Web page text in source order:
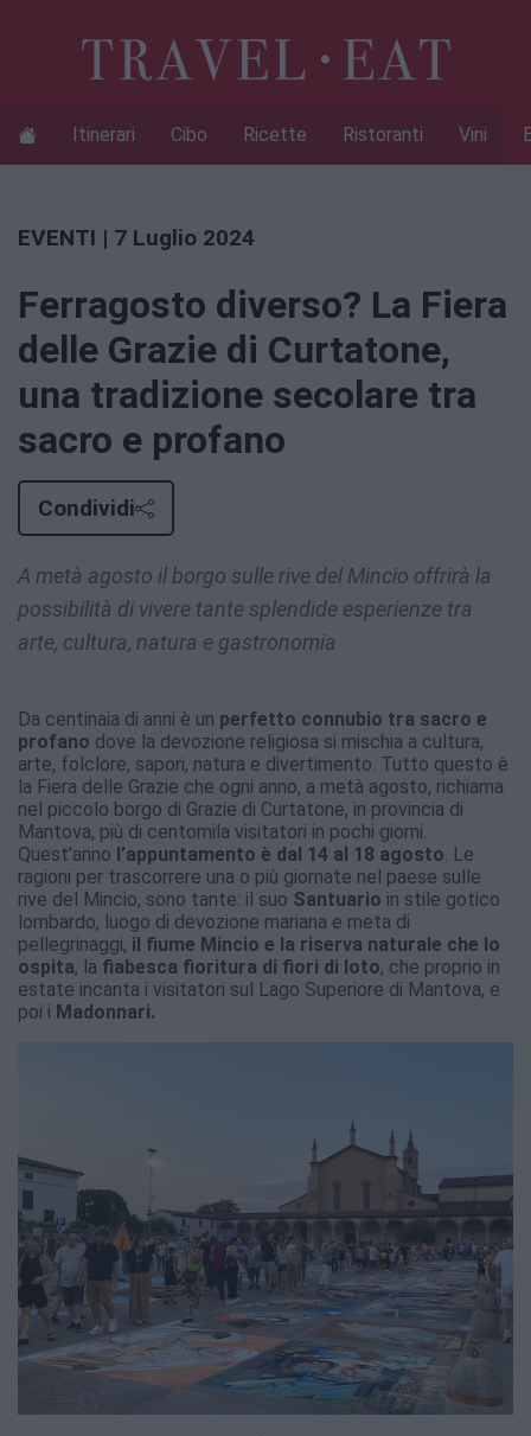
Itinerari Cibo Ricette Ristoranti Vini
EVENTI | 7 Luglio 2024
Ferragosto diverso? La Fiera
delle Grazie di Curtatone,
una tradizione secolare tra
sacro e profano
Condividi
A metà agosto il borgo sulle rive del Mincio offrirà la
possibilità di vivere tante splendide esperienze tra
arte, cultura, natura e gastronomia
Da centinaia di anni è un perfetto connubio tra sacro e
profano dove la devozione religiosa si mischia a cultura,
arte, folclore, sapori, natura e divertimento. Tutto questo è
la Fiera delle Grazie che ogni anno, a metà agosto, richiama
nel piccolo borgo di Grazie di Curtatone, in provincia di
Mantova, più di centomila visitatori in pochi giorni.
Quest’anno l’appuntamento è dal 14 al 18 agosto. Le
ragioni per trascorrere una o più giornate nel paese sulle
rive del Mincio, sono tante: il suo Santuario in stile gotico
lombardo, luogo di devozione mariana e meta di
pellegrinaggi, il fiume Mincio e la riserva naturale che lo
ospita, la fiabesca fioritura di fiori di loto, che proprio in
estate incanta i visitatori sul Lago Superiore di Mantova, e
poi i Madonnari.